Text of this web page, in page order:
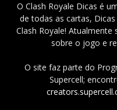
O Clash Royale Dicas é
de todas as cartas,
Clash Royale!
sobre o jogo e
O site faz parte do
Supercell;